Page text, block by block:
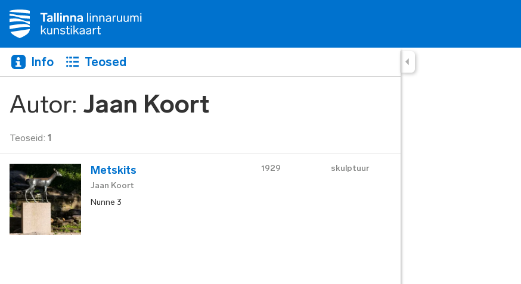
Info Teosed
Autor: Jaan Koort
Teoseid: 1
Metskits
Jaan Koort
Nunne 3
1929 skulptuur